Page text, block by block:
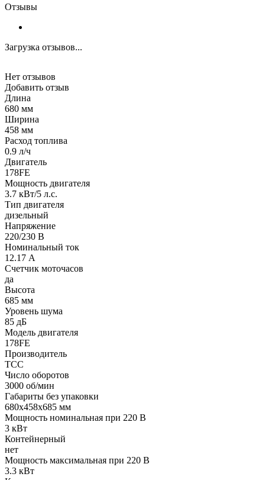
Отзывы
Загрузка отзывов...
Нет отзывов
Добавить отзыв
Длина
680 мм
Ширина
458 мм
Расход топлива
0.9 л/ч
Двигатель
178FE
Мощность двигателя
3.7 кВт/5 л.с.
Тип двигателя
дизельный
Напряжение
220/230 В
Номинальный ток
12.17 А
Счетчик моточасов
да
Высота
685 мм
Уровень шума
85 дБ
Модель двигателя
178FE
Производитель
ТСС
Число оборотов
3000 об/мин
Габариты без упаковки
680х458х685 мм
Мощность номинальная при 220 В
3 кВт
Контейнерный
нет
Мощность максимальная при 220 В
3.3 кВт